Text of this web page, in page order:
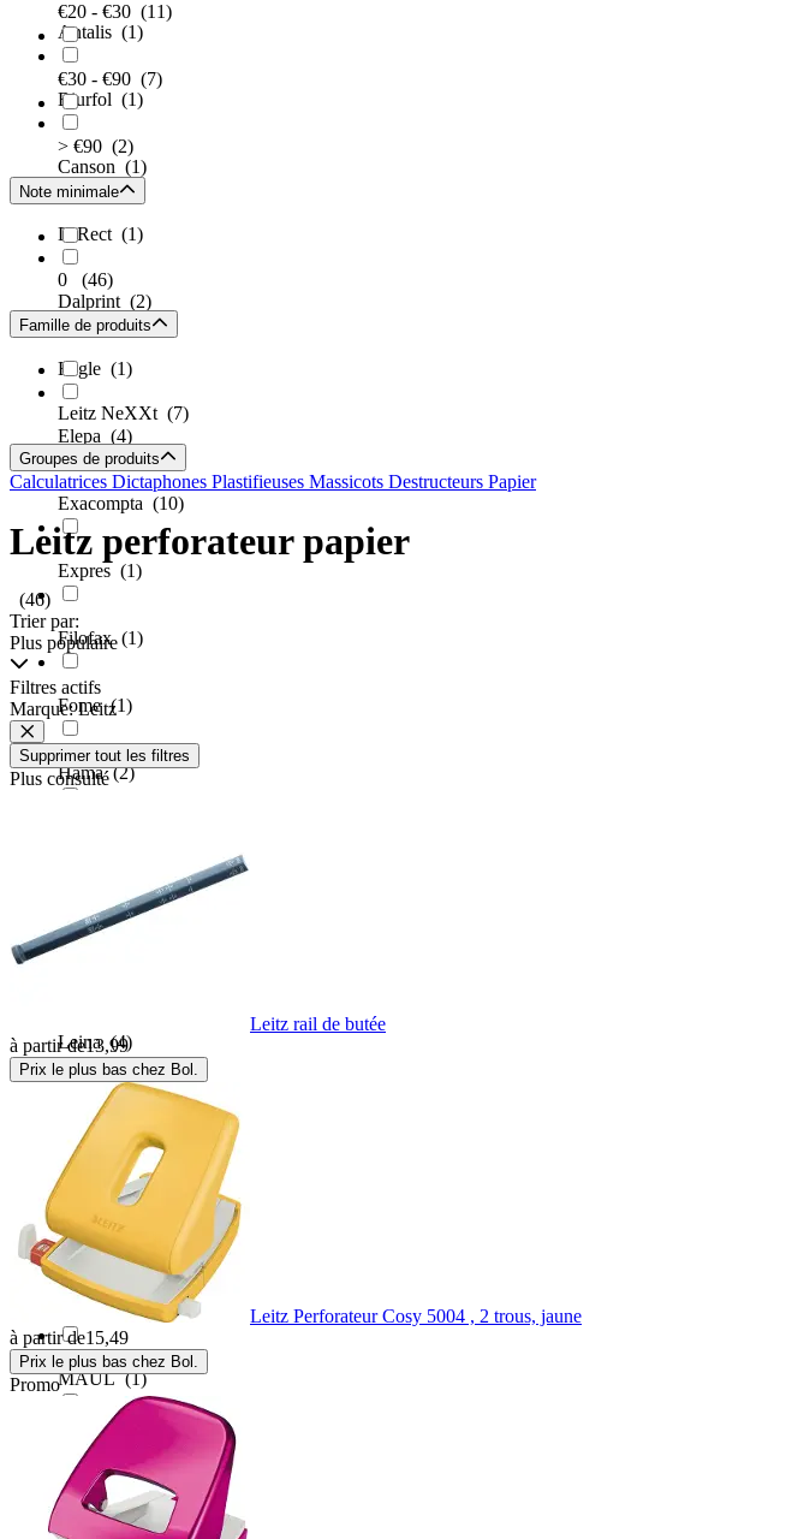
Antalis (1)
Biurfol (1)
Canson (1)
D.Rect (1)
Dalprint (2)
Eagle (1)
Elepa (4)
Exacompta (10)
Expres (1)
Filofax(1)
Fome(1)
Hama(2)
Kangaro(6)
Leina(4)
LEINA-WERKE(1)
Magni (1)
Mailmedia (10)
Maped(1)
MAUL(1)
Mayer-Network
Nobrand(1)
€20 - €30 (11)
€30 - €90 (7)
> €90 (2)
Note minimale
0 (46)
Famille de produits
Leitz NeXXt (7)
Groupes de produits
Calculatrices Dictaphones Plastifieuses Massicots Destructeurs Papier
Leitz perforateur papier
(46)
Trier par:
Plus populaire
Filtres actifs
Marque: Leitz
Supprimer tout les filtres
Plus consulté
Leitz rail de butée
à partir de13,99
Prix le plus bas chez Bol.
Leitz Perforateur Cosy 5004 , 2 trous, jaune
à partir de15,49
Prix le plus bas chez Bol.
Promo